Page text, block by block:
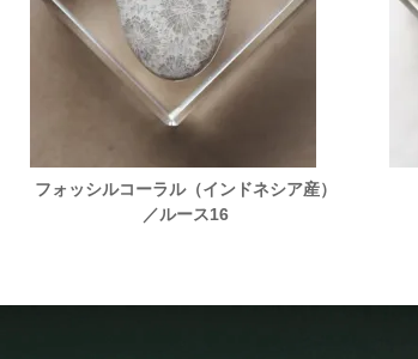
フォッシルコーラル（インドネシア産）
／ルース16